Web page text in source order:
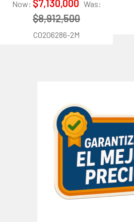
Now: $7,130,000 Was:
$8,912,500
CO206286-2M